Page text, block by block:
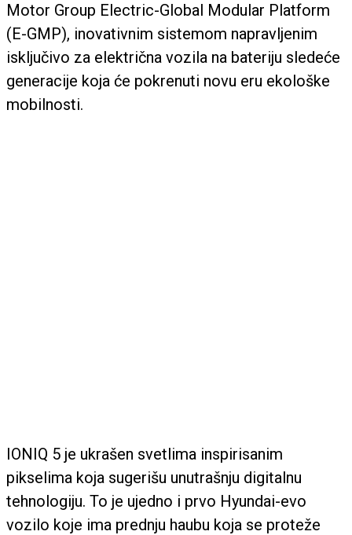
Motor Group Electric-Global Modular Platform
(E-GMP), inovativnim sistemom napravljenim
isključivo za električna vozila na bateriju sledeće
generacije koja će pokrenuti novu eru ekološke
mobilnosti.
IONIQ 5 je ukrašen svetlima inspirisanim
pikselima koja sugerišu unutrašnju digitalnu
tehnologiju. To je ujedno i prvo Hyundai-evo
vozilo koje ima prednju haubu koja se proteže